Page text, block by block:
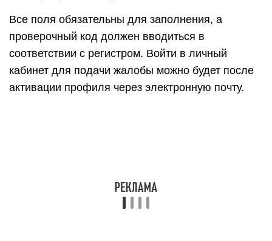
Все поля обязательны для заполнения, а
проверочный код должен вводиться в
соответствии с регистром. Войти в личный
кабинет для подачи жалобы можно будет после
активации профиля через электронную почту.